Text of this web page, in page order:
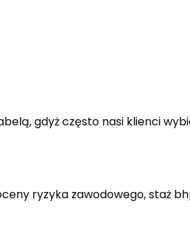
gdyż często nasi klienci
ryzyka zawodowego, staż